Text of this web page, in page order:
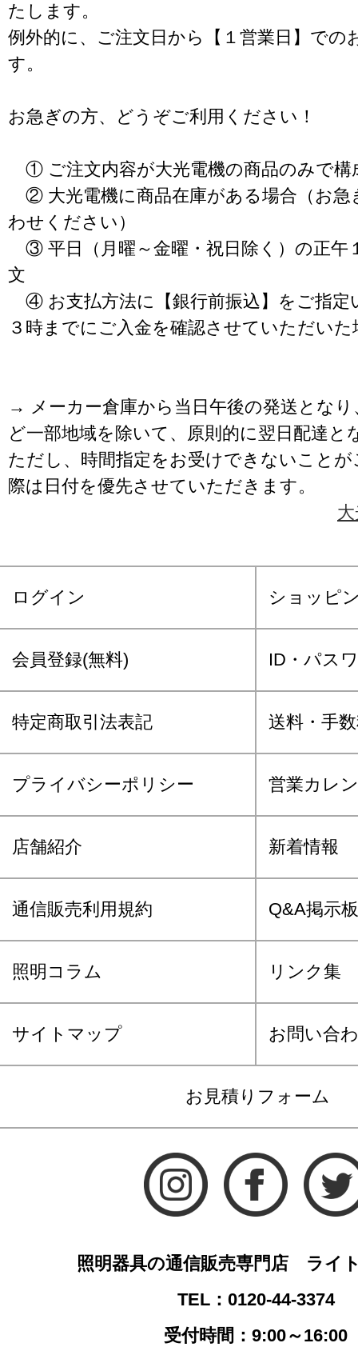
たします。
例外的に、ご注文日から【１営業日】での
す。
お急ぎの方、どうぞご利用ください！
① ご注文内容が大光電機の商品のみで構
② 大光電機に商品在庫がある場合（お急
わせください）
③ 平日（月曜～金曜・祝日除く）の正午
文
④ お支払方法に【銀行前振込】をご指定
３時までにご入金を確認させていただいた
→ メーカー倉庫から当日午後の発送となり
ど一部地域を除いて、原則的に翌日配達と
ただし、時間指定をお受けできないこと
際は日付を優先させていただきます。
ログイン ショッピ
会員登録(無料) ID・パス
特定商取引法表記 送料・手
プライバシーポリシー 営業カレ
店舗紹介 新着情報
通信販売利用規約 Q&A掲示板
照明コラム リンク集
サイトマップ お問い合
お見積りフォーム
照明器具の通信販売専門店 ライ
TEL：0120-44-3374
受付時間：9:00～16:00